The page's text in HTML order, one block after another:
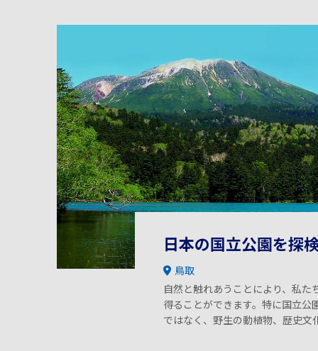
日本の国立公園を探
鳥取
自然と触れあうことにより、私た
得ることができます。特に国立公
ではなく、野生の動植物、歴史文